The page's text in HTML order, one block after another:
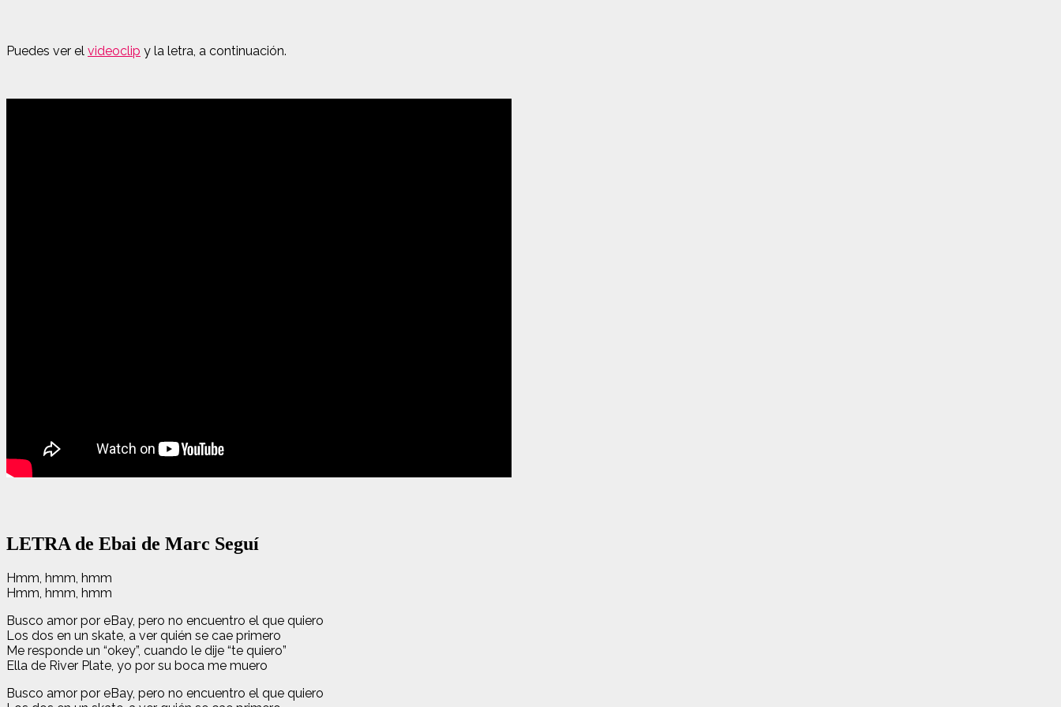
Puedes ver el videoclip y la letra, a continuación.
LETRA de Ebai de Marc Seguí
Hmm, hmm, hmm
Hmm, hmm, hmm
Busco amor por eBay, pero no encuentro el que quiero
Los dos en un skate, a ver quién se cae primero
Me responde un “okey”, cuando le dije “te quiero”
Ella de River Plate, yo por su boca me muero
Busco amor por eBay, pero no encuentro el que quiero